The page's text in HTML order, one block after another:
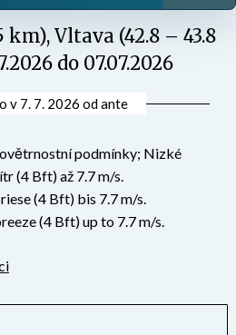
km), Vltava (42.8 – 43.8
do 07.07.2026
v 7. 7. 2026 odante
podmínky; Nizké
(4 Bft) až 7.7 m/s.
(4 Bft) bis 7.7 m/s.
(4 Bft) up to 7.7 m/s.